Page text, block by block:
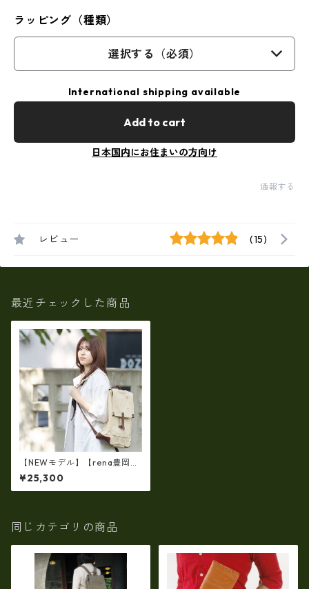
ラッピング（種類）
選択する（必須）
International shipping available
Add to cart
日本国内にお住まいの方向け
通報する
レビュー (15)
最近チェックした商品
【NEWモデル】【rena豊岡
cheviot】６号帆布 蝋引きバ
イオ加工・リュック（rj-304-
B））【倉敷児島製・ 6号蝋引
¥25,300
同じカテゴリの商品